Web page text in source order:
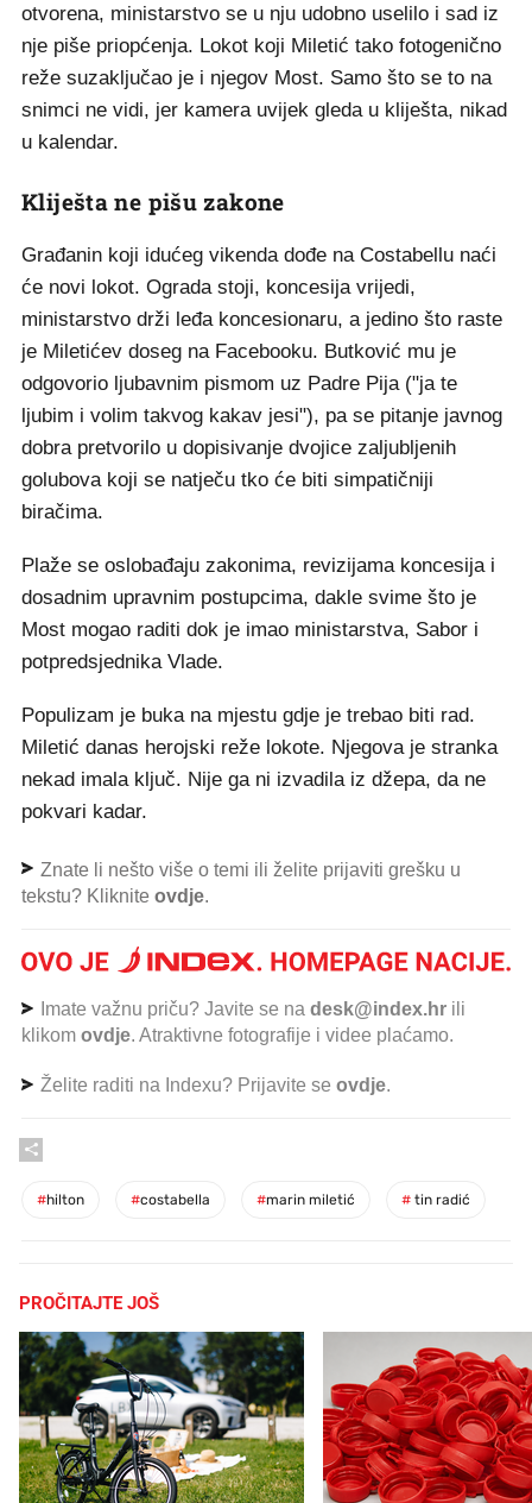
otvorena, ministarstvo se u nju udobno uselilo i sad iz
nje piše priopćenja. Lokot koji Miletić tako fotogenično
reže suzaključao je i njegov Most. Samo što se to na
snimci ne vidi, jer kamera uvijek gleda u kliješta, nikad
u kalendar.
Kliješta ne pišu zakone
Građanin koji idućeg vikenda dođe na Costabellu naći
će novi lokot. Ograda stoji, koncesija vrijedi,
ministarstvo drži leđa koncesionaru, a jedino što raste
je Miletićev doseg na Facebooku. Butković mu je
odgovorio ljubavnim pismom uz Padre Pija ("ja te
ljubim i volim takvog kakav jesi"), pa se pitanje javnog
dobra pretvorilo u dopisivanje dvojice zaljubljenih
golubova koji se natječu tko će biti simpatičniji
biračima.
Plaže se oslobađaju zakonima, revizijama koncesija i
dosadnim upravnim postupcima, dakle svime što je
Most mogao raditi dok je imao ministarstva, Sabor i
potpredsjednika Vlade.
Populizam je buka na mjestu gdje je trebao biti rad.
Miletić danas herojski reže lokote. Njegova je stranka
nekad imala ključ. Nije ga ni izvadila iz džepa, da ne
pokvari kadar.
Znate li nešto više o temi ili želite prijaviti grešku u
tekstu? Kliknite ovdje.
Imate važnu priču? Javite se na desk@index.hr ili
klikom ovdje. Atraktivne fotografije i videe plaćamo.
Želite raditi na Indexu? Prijavite se ovdje.
#hilton #costabella #marin miletić # tin radić
PROČITAJTE JOŠ